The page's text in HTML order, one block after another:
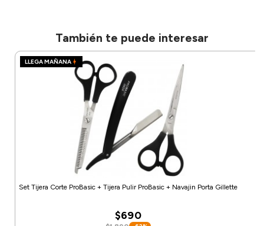
También te puede interesar
LLEGA MAÑANA
Set Tijera Corte ProBasic + Tijera Pulir ProBasic + Navajin Porta Gillette
$690